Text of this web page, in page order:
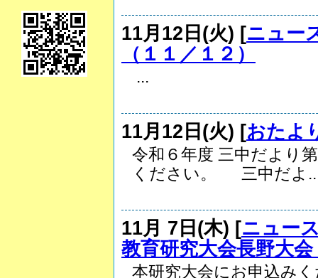
11月12日(火) [ニュー
（１１／１２）
...
11月12日(火) [おたよ
令和６年度 三中だより
ください。 三中だよ
11月 7日(木) [ニュー
教育研究大会長野大
本研究大会にお申込み